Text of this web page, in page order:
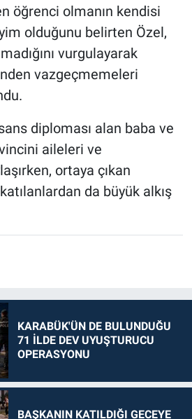
öğrenci olmanın kendisi
olduğunu belirten Özel,
vurgulayarak
vazgeçmemeleri
diploması alan baba ve
aileleri ve
ortaya çıkan
da büyük alkış
KARABÜK'ÜN DE BULUNDUĞU
71 İLDE DEV UYUŞTURUCU
OPERASYONU
BAŞKANIN KATILDIĞI GECEYE